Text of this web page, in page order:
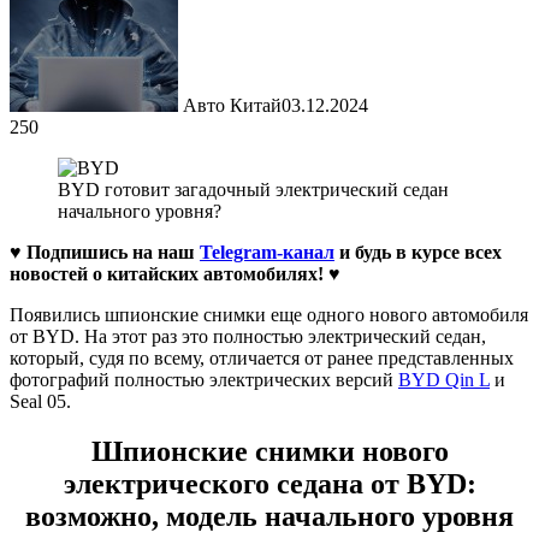
Авто Китай03.12.2024
250
BYD готовит загадочный электрический седан
начального уровня?
♥ Подпишись на наш Telegram-канал и будь в курсе всех
новостей о китайских автомобилях! ♥
Появились шпионские снимки еще одного нового автомобиля
от BYD. На этот раз это полностью электрический седан,
который, судя по всему, отличается от ранее представленных
фотографий полностью электрических версий BYD Qin L и
Seal 05.
Шпионские снимки нового
электрического седана от BYD:
возможно, модель начального уровня